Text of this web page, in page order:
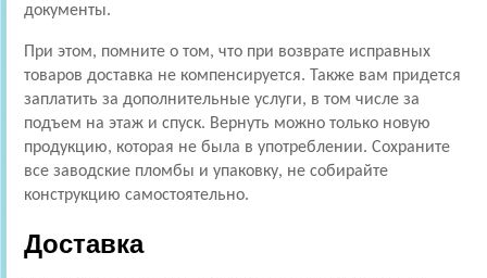
документы.
При этом, помните о том, что при возврате исправных
товаров доставка не компенсируется. Также вам придется
заплатить за дополнительные услуги, в том числе за
подъем на этаж и спуск. Вернуть можно только новую
продукцию, которая не была в употреблении. Сохраните
все заводские пломбы и упаковку, не собирайте
конструкцию самостоятельно.
Доставка